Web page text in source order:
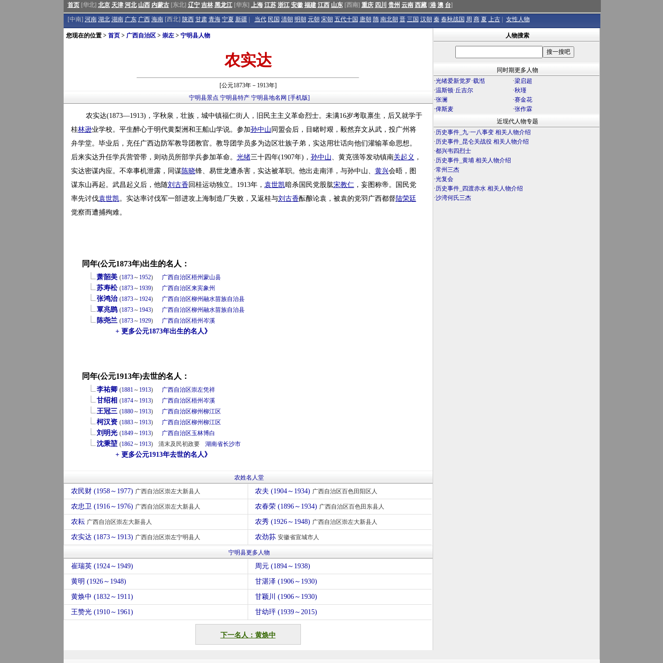
首页[华北] 北京 天津 河北 山西 内蒙古[东北] 辽宁 吉林 黑龙江[华东] 上海 江苏 浙江 安徽 福建 江西 山东[西南] 重庆 四川 贵州 云南 西藏[港 澳 台]
[中南] 河南 湖北 湖南 广东 广西 海南[西北] 陕西 甘肃 青海 宁夏 新疆 当代 民国 清朝 明朝 元朝 宋朝 五代十国 唐朝 隋 南北朝 晋 三国 汉朝 秦 春秋战国 周 商 夏 上古 女性人物
您现在的位置 > 首页> 广西自治区> 崇左> 宁明县人物
农实达
[公元1873年－1913年]
宁明县景点 宁明县特产 宁明县地名网 [手机版]
农实达(1873—1913)，字秋泉，壮族，城中镇福仁街人，旧民主主义革命烈士。未满16岁考取禀生，后又就学于
桂林逊业学校。平生醉心于明代黄梨洲和王船山学说。参加孙中山 同盟会后，目睹时艰，毅然弃文从武，投广州将
弁学堂。毕业后，充任广西边防军教导团教官。教导团学员多为边区壮族子弟，实达用壮话向他们灌输革命思想。
后来实达升任学兵营管带，则动员所部学兵参加革命。 光绪三十四年(1907年)， 孙中山、黄克强等发动镇南关起义 ，
实达密谋内应。不幸事机泄露，同谋陈晓锋、易世龙遭杀害，实达被革职。他出走南洋，与孙中山、 黄兴会晤，图
谋东山再起。武昌起义后，他随刘古香回桂运动独立。1913年， 袁世凯暗杀国民党股肱宋教仁，妄图称帝。国民党
率先讨伐袁世凯。实达率讨伐军一部进攻上海制造厂失败，又返桂与刘古香酝酿论袁，被袁的党羽广西都督 陆荣廷
觉察而遭捕殉难。
同年(公元1873年)出生的名人：
萧韶美 (1873～ 1952) 广西自治区梧州蒙山县
苏寿松 (1873～ 1939) 广西自治区来宾象州
张鸿治 (1873～ 1924) 广西自治区柳州融水苗族自治县
覃兆鹍 (1873～ 1943) 广西自治区柳州融水苗族自治县
陈尧兰 (1873～ 1929) 广西自治区梧州岑溪
+ 更多公元1873年出生的名人》
同年(公元1913年)去世的名人：
李祐卿 (1881～ 1913) 广西自治区崇左凭祥
甘绍相 (1874～ 1913) 广西自治区梧州岑溪
王冠三 (1880～ 1913) 广西自治区柳州柳江区
柯汉资 (1883～ 1913) 广西自治区柳州柳江区
刘明光 (1849～ 1913) 广西自治区玉林博白
沈秉堃 (1862～ 1913) 清末及民初政要 湖南省长沙市
+ 更多公元1913年去世的名人》
农姓名人堂
农民财 (1958～1977) 广西自治区崇左大新县人 农夫 (1904～1934) 广西自治区百色田阳区人
农忠卫 (1916～1976) 广西自治区崇左大新县人 农春荣 (1896～1934) 广西自治区百色田东县人
农耘 广西自治区崇左大新县人 农秀 (1926～1948) 广西自治区崇左大新县人
农实达 (1873～1913) 广西自治区崇左宁明县人 农劲荪 安徽省宣城市人
宁明县更多人物
崔瑞英 (1924～1949) 周元 (1894～1938)
黄明 (1926～1948) 甘湛泽 (1906～1930)
黄焕中 (1832～1911) 甘颖川 (1906～1930)
王赞光 (1910～1961) 甘幼玶 (1939～2015)
下一名人：黄焕中
人物搜索
同时期更多人物
·光绪爱新觉罗·载湉 ·梁启超
·温斯顿·丘吉尔 ·秋瑾
·张澜 ·赛金花
·俾斯麦 ·张作霖
近现代人物专题
·历史事件_九·一八事变 相关人物介绍
·历史事件_昆仑关战役 相关人物介绍
·都兴韦四烈士
·历史事件_黄埔 相关人物介绍
·常州三杰
·光复会
·历史事件_四渡赤水 相关人物介绍
·沙湾何氏三杰